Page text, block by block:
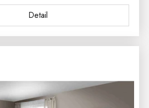
Detail